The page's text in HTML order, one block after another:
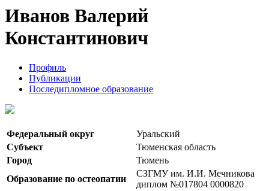
Иванов Валерий
Константинович
Профиль
Публикации
Последипломное образование
Федеральный округ
Уральский
Субъект
Тюменская область
Город
Тюмень
Образование по остеопатии
СЗГМУ им. И.И. Мечникова
диплом №017804 0000820